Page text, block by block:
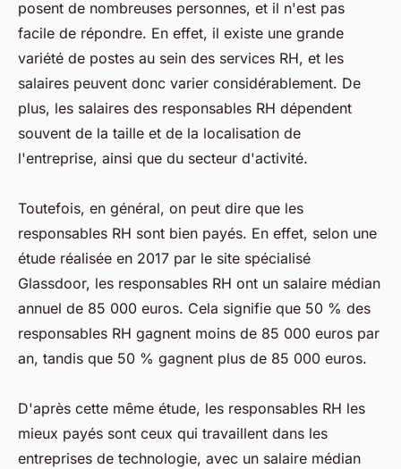
posent de nombreuses personnes, et il n'est pas
facile de répondre. En effet, il existe une grande
variété de postes au sein des services RH, et les
salaires peuvent donc varier considérablement. De
plus, les salaires des responsables RH dépendent
souvent de la taille et de la localisation de
l'entreprise, ainsi que du secteur d'activité.
Toutefois, en général, on peut dire que les
responsables RH sont bien payés. En effet, selon une
étude réalisée en 2017 par le site spécialisé
Glassdoor, les responsables RH ont un salaire médian
annuel de 85 000 euros. Cela signifie que 50 % des
responsables RH gagnent moins de 85 000 euros par
an, tandis que 50 % gagnent plus de 85 000 euros.
D'après cette même étude, les responsables RH les
mieux payés sont ceux qui travaillent dans les
entreprises de technologie, avec un salaire médian